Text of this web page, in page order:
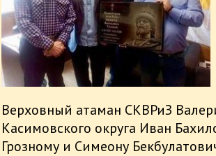
Верховный атаман СКВРиЗ
Касимовского округа Иван
Грозному и Симеону